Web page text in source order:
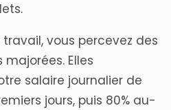
vous percevez des
Elles
salaire journalier de
jours, puis 80% au-